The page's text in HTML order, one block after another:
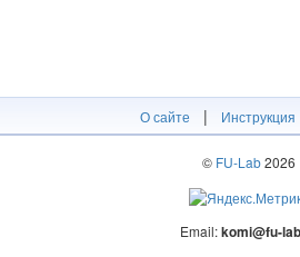
О сайте | Инструкция
© FU-Lab2026
Email:komi@fu-